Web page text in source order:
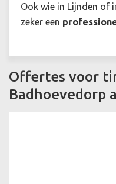
Ook wie in Lijnden of
zeker een
Offertes voor
Badhoevedorp